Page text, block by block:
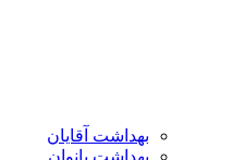
بهداشت آقایان
بهداشت بانوان